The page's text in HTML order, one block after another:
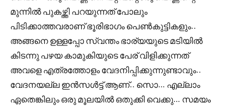
മുന്നിൽ പുകഴ്ത്തി പറയുന്നത് പോലും
പിടിക്കാത്തവരാണ് ഭൂരിഭാഗം പെൺകുട്ടികളും..
അങ്ങനെ ഉള്ളപ്പോ സ്വന്തം ഭാര്യയുടെ മടിയിൽ
കിടന്നു പഴയ കാമുകിയുടെ പേര് വിളിക്കുന്നത്‌
അവളെ എത്രത്തോളം വേദനിപ്പിക്കുന്നുണ്ടാവും..
വേദനയല്ല ഇൻസൾട്ട് ആണ്.. സൊ… എല്ലാം
ഏതെങ്കിലും ഒരു മൂലയിൽ ഒതുക്കി വെക്കു… സമയം